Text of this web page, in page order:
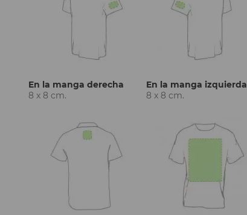
En la manga derecha
8 x 8 cm.
En la manga izquierda
8 x 8 cm.